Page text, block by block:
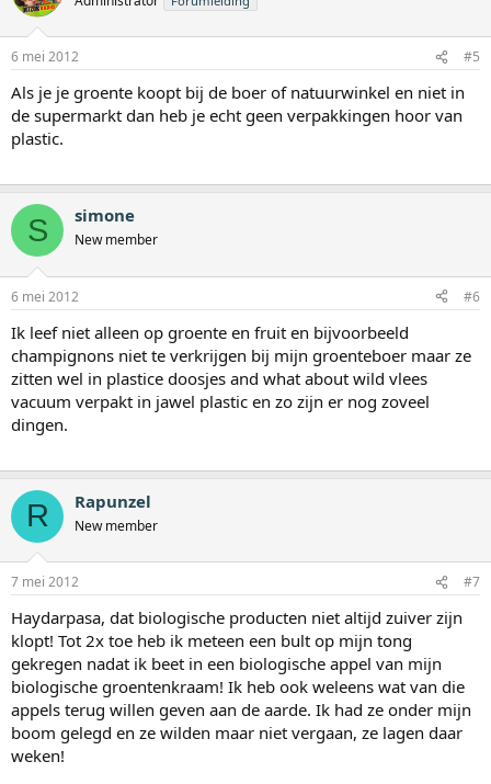
6 mei 2012 #5
Als je je groente koopt bij de boer of natuurwinkel en niet in
de supermarkt dan heb je echt geen verpakkingen hoor van
plastic.
S simone
New member
6 mei 2012 #6
Ik leef niet alleen op groente en fruit en bijvoorbeeld
champignons niet te verkrijgen bij mijn groenteboer maar ze
zitten wel in plastice doosjes and what about wild vlees
vacuum verpakt in jawel plastic en zo zijn er nog zoveel
dingen.
R Rapunzel
New member
7 mei 2012 #7
Haydarpasa, dat biologische producten niet altijd zuiver zijn
klopt! Tot 2x toe heb ik meteen een bult op mijn tong
gekregen nadat ik beet in een biologische appel van mijn
biologische groentenkraam! Ik heb ook weleens wat van die
appels terug willen geven aan de aarde. Ik had ze onder mijn
boom gelegd en ze wilden maar niet vergaan, ze lagen daar
weken!